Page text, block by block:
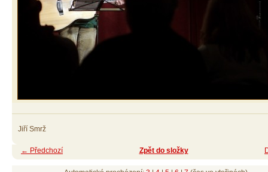
Jiří Smrž
← Předchozí Zpět do složky